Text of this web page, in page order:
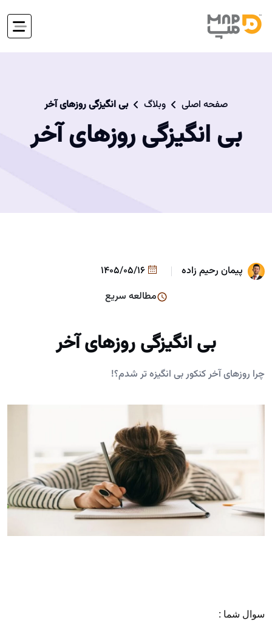
صفحه اصلی وبلاگ بی انگیزگی روزهای آخر
بی انگیزگی روزهای آخر
پیمان رحیم زاده
مطالعه سریع
بی انگیزگی روزهای آخر
چرا روزهای آخر کنکور بی انگیزه تر شدم؟!
سوال شما :